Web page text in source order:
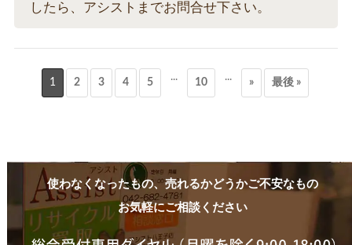
したら、アシストまでお問合せ下さい。
1 2 3 4 5 ... 10 ... » 最後 »
使わなくなったもの、売れるかどうかご不安なもの
お気軽にご相談ください